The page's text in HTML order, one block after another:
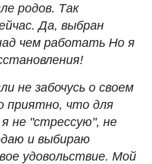
родов. Так
Да, выбран
чем работать Но я
не забочусь о своем
приятно, что для
не "стрессую", не
и выбираю
удовольствие. Мой